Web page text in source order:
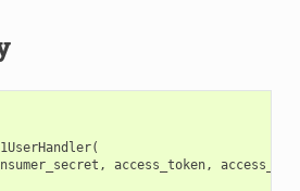
(
, access_token,